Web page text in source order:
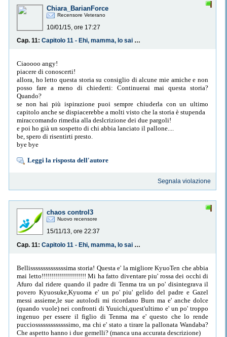
Chiara_BarianForce
Recensore Veterano
10/01/15, ore 17:27
Cap. 11:
Capitolo 11 - Ehi, mamma, lo sai che il nonno è buffo?
Ciaoooo angy!
piacere di conoscerti!
allora, ho letto questa storia su consiglio di alcune mie amiche e non
posso fare a meno di chiederti: Continuerai mai questa storia?
Quando?
se non hai più ispirazione puoi sempre chiuderla con un ultimo
capitolo anche se dispiacerebbe a molti visto che la storia è stupenda
miraccomando rimedia alla deslcrizione dei due pargoli!
e poi ho già un sospetto di chi abbia lanciato il pallone....
be, spero di risentirti presto.
bye bye
Leggi la risposta dell'autore
Segnala violazione
chaos control3
Nuovo recensore
15/11/13, ore 22:37
Cap. 11:
Capitolo 11 - Ehi, mamma, lo sai che il nonno è buffo?
Bellissssssssssssssima storia! Questa e' la migliore KyuoTen che abbia
mai letto!!!!!!!!!!!!!!!!!!!!!! Mi ha fatto diventare piu' rossa dei occhi di
Afuro dal ridere quando il padre di Tenma tra un po' disintegrava il
povero Kyuosuke,Kyuoma e' un po' piu' gelido del padre e Gazel
messi assieme,le sue autolodi mi ricordano Burn ma e' anche dolce
(quando vuole) nei confronti di Yuuichi,quest'ultimo e' un po' troppo
ingenuo per essere il figlio di Tenma ma e' questo che lo rende
pucciosssssssssssssimo, ma chi e' stato a tirare la pallonata Wandaba?
Che aspetto hanno i due gemelli? (manca una accurata descrizione)